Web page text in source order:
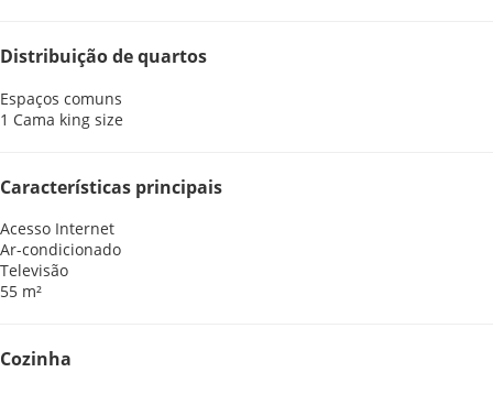
Distribuição de quartos
Espaços comuns
1 Cama king size
Características principais
Acesso Internet
Ar-condicionado
Televisão
55 m²
Cozinha